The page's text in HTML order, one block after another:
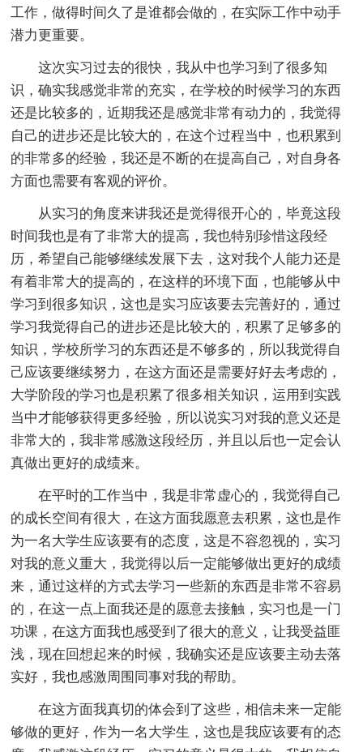
工作，做得时间久了是谁都会做的，在实际工作中动手
潜力更重要。
这次实习过去的很快，我从中也学习到了很多知
识，确实我感觉非常的充实，在学校的时候学习的东西
还是比较多的，近期我还是感觉非常有动力的，我觉得
自己的进步还是比较大的，在这个过程当中，也积累到
的非常多的经验，我还是不断的在提高自己，对自身各
方面也需要有客观的评价。
从实习的角度来讲我还是觉得很开心的，毕竟这段
时间我也是有了非常大的提高，我也特别珍惜这段经
历，希望自己能够继续发展下去，这对我个人能力还是
有着非常大的提高的，在这样的环境下面，也能够从中
学习到很多知识，这也是实习应该要去完善好的，通过
学习我觉得自己的进步还是比较大的，积累了足够多的
知识，学校所学习的东西还是不够多的，所以我觉得自
己应该要继续努力，在这方面还是需要好好去考虑的，
大学阶段的学习也是积累了很多相关知识，运用到实践
当中才能够获得更多经验，所以说实习对我的意义还是
非常大的，我非常感激这段经历，并且以后也一定会认
真做出更好的成绩来。
在平时的工作当中，我是非常虚心的，我觉得自己
的成长空间有很大，在这方面我愿意去积累，这也是作
为一名大学生应该要有的态度，这是不容忽视的，实习
对我的意义重大，我觉得以后一定能够做出更好的成绩
来，通过这样的方式去学习一些新的东西是非常不容易
的，在这一点上面我还是的愿意去接触，实习也是一门
功课，在这方面我也感受到了很大的意义，让我受益匪
浅，现在回想起来的时候，我确实还是应该要主动去落
实好，我也感激周围同事对我的帮助。
在这方面我真切的体会到了这些，相信未来一定能
够做的更好，作为一名大学生，这也是我应该要有的态